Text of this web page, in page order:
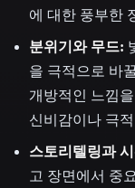
에 대한 풍부한
분위기와 무드:
을 극적으로 바
개방적인 느낌
신비감이나 극
스토리텔링과
고 장면에서 중